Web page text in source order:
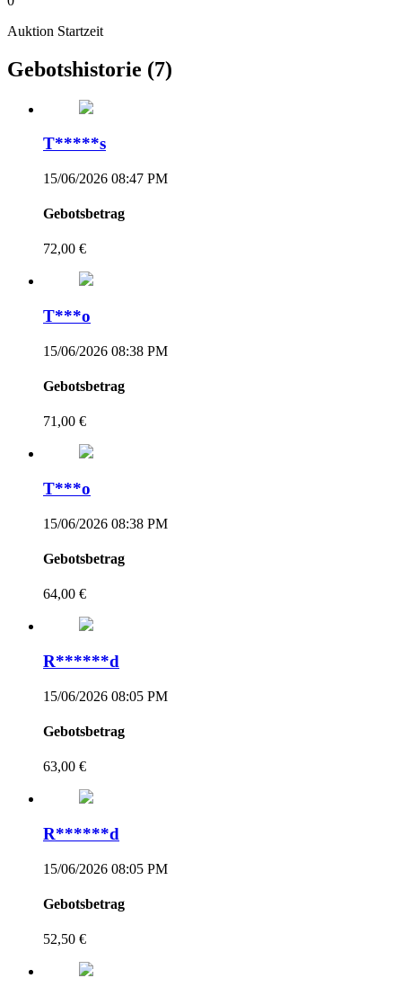
Auktion Startzeit
Gebotshistorie (7)
T*****s
15/06/2026 08:47 PM
Gebotsbetrag
72,00 €
T***o
15/06/2026 08:38 PM
Gebotsbetrag
71,00 €
T***o
15/06/2026 08:38 PM
Gebotsbetrag
64,00 €
R******d
15/06/2026 08:05 PM
Gebotsbetrag
63,00 €
R******d
15/06/2026 08:05 PM
Gebotsbetrag
52,50 €